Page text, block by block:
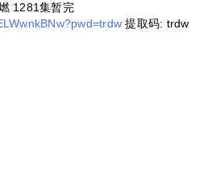
1281集暂完
提取码: trdw